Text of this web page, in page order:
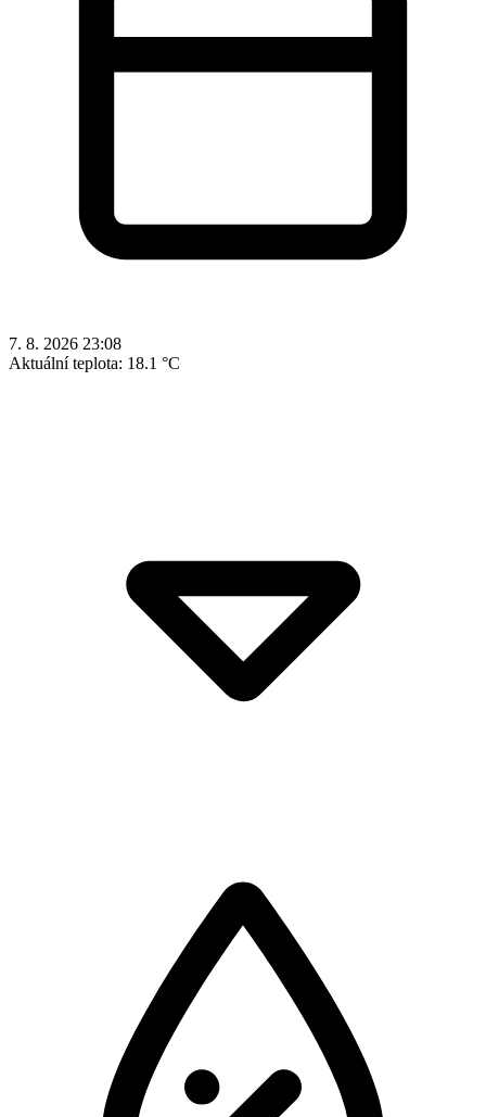
7. 8. 2026 23:08
Aktuální teplota: 18.1 °C